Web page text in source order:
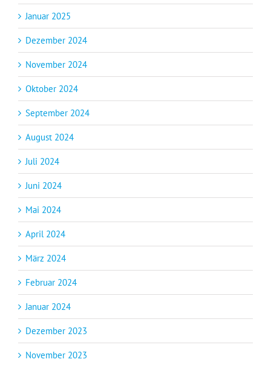
Januar 2025
Dezember 2024
November 2024
Oktober 2024
September 2024
August 2024
Juli 2024
Juni 2024
Mai 2024
April 2024
März 2024
Februar 2024
Januar 2024
Dezember 2023
November 2023